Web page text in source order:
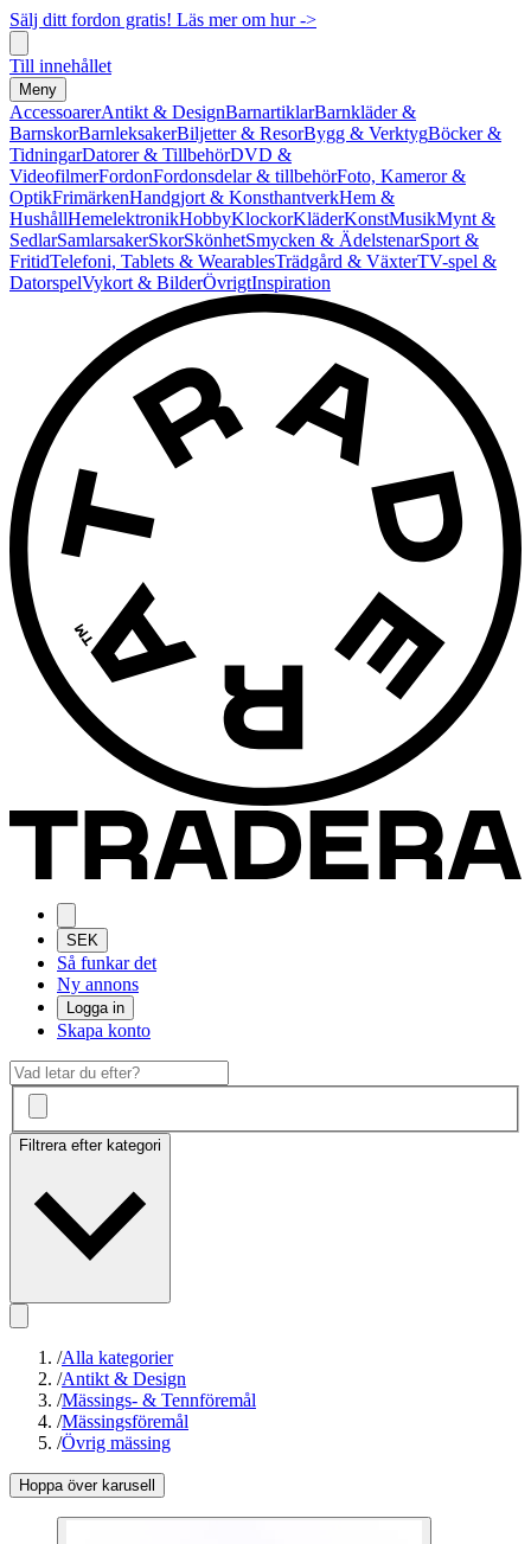
Sälj ditt fordon gratis! Läs mer om hur ->
Till innehållet
Meny
AccessoarerAntikt & DesignBarnartiklarBarnkläder &
BarnskorBarnleksakerBiljetter & ResorBygg & VerktygBöcker &
TidningarDatorer & TillbehörDVD &
VideofilmerFordonFordonsdelar & tillbehörFoto, Kameror &
OptikFrimärkenHandgjort & KonsthantverkHem &
HushållHemelektronikHobbyKlockorKläderKonstMusikMynt &
SedlarSamlarsakerSkorSkönhetSmycken & ÄdelstenarSport &
FritidTelefoni, Tablets & WearablesTrädgård & VäxterTV-spel &
DatorspelVykort & BilderÖvrigtInspiration
SEK
Så funkar det
Ny annons
Logga in
Skapa konto
Filtrera efter kategori
/Alla kategorier
/Antikt & Design
/Mässings- & Tennföremål
/Mässingsföremål
/Övrig mässing
Hoppa över karusell